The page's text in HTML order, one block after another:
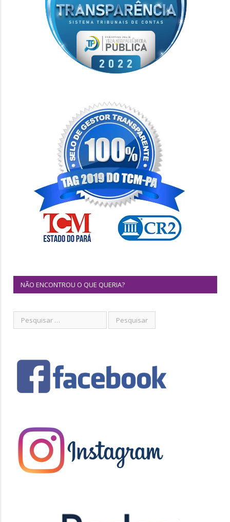
NÃO ENCONTROU O QUE QUERIA?